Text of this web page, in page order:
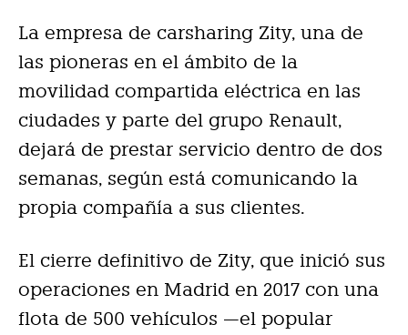
La empresa de carsharing Zity, una de
las pioneras en el ámbito de la
movilidad compartida eléctrica en las
ciudades y parte del grupo Renault,
dejará de prestar servicio dentro de dos
semanas, según está comunicando la
propia compañía a sus clientes.
El cierre definitivo de Zity, que inició sus
operaciones en Madrid en 2017 con una
flota de 500 vehículos —el popular